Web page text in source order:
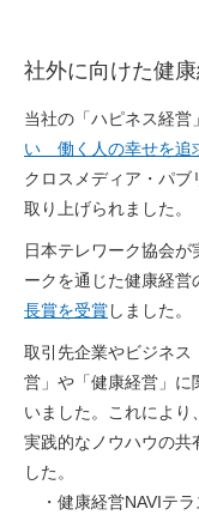
社外に向けた健
当社の「ハピネス経営
い 働く人の幸せを追
クロスメディア・パブ
取り上げられました。
日本テレワーク協会
ークを通じた健康経営
長賞を受賞しました。
取引先企業やビジネス
営」や「健康経営」に
いました。これにより
実践的なノウハウの共
した。
・健康経営NAVIテ